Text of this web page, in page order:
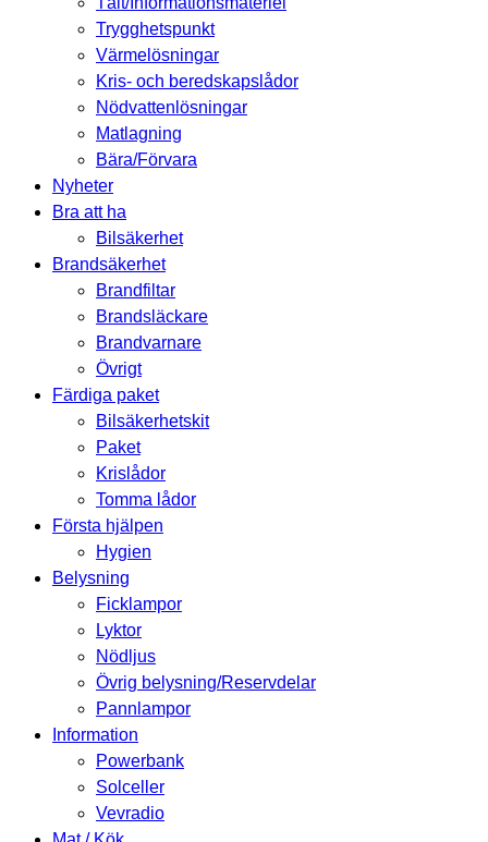
Trygghetspunkt
Värmelösningar
Kris- och beredskapslådor
Nödvattenlösningar
Matlagning
Bära/Förvara
Nyheter
Bra att ha
Bilsäkerhet
Brandsäkerhet
Brandfiltar
Brandsläckare
Brandvarnare
Övrigt
Färdiga paket
Bilsäkerhetskit
Paket
Krislådor
Tomma lådor
Första hjälpen
Hygien
Belysning
Ficklampor
Lyktor
Nödljus
Övrig belysning/Reservdelar
Pannlampor
Information
Powerbank
Solceller
Vevradio